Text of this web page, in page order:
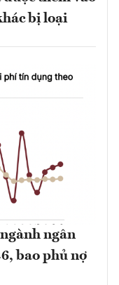
bị loại
ngân
bao phủ nợ